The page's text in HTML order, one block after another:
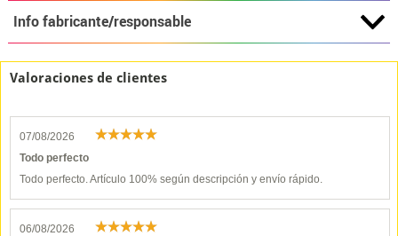
Info fabricante/responsable
Valoraciones de clientes
07/08/2026
Todo perfecto
Todo perfecto. Artículo 100% según descripción y envío rápido.
06/08/2026